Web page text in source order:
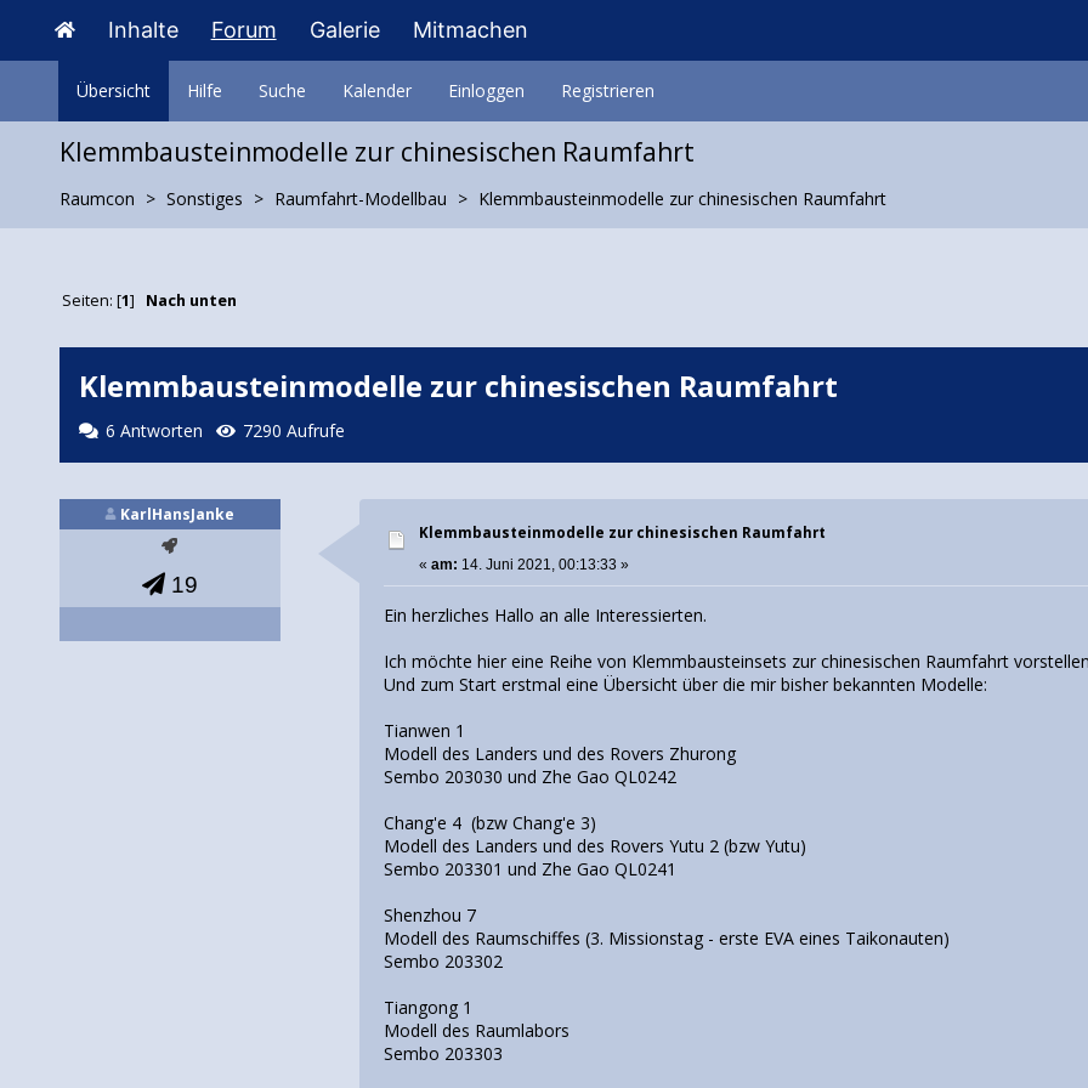
Inhalte Forum Galerie Mitmachen
Übersicht Hilfe Suche Kalender Einloggen Registrieren
Klemmbausteinmodelle zur chinesischen Raumfahrt
Raumcon Sonstiges Raumfahrt-Modellbau Klemmbausteinmodelle zur chinesischen Raumfahrt
Seiten: [1] Nach unten
Klemmbausteinmodelle zur chinesischen Raumfahrt
6 Antworten 7290 Aufrufe
KarlHansJanke
19
Klemmbausteinmodelle zur chinesischen Raumfahrt
«am: 14. Juni 2021, 00:13:33 »
Ein herzliches Hallo an alle Interessierten.
Ich möchte hier eine Reihe von Klemmbausteinsets zur chinesischen Raumfahrt
Und zum Start erstmal eine Übersicht über die mir bisher bekannten Modelle:
Tianwen 1
Modell des Landers und des Rovers Zhurong
Sembo 203030 und Zhe Gao QL0242
Chang'e 4 (bzw Chang'e 3)
Modell des Landers und des Rovers Yutu 2 (bzw Yutu)
Sembo 203301 und Zhe Gao QL0241
Shenzhou 7
Modell des Raumschiffes (3. Missionstag - erste EVA eines Taikonauten)
Sembo 203302
Tiangong 1
Modell des Raumlabors
Sembo 203303